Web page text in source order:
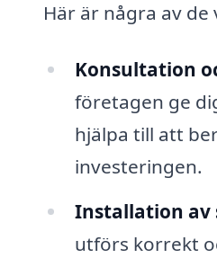
Här är några av
Konsultation
företagen ge
hjälpa till att
investeringen.
Installation av
utförs korrekt